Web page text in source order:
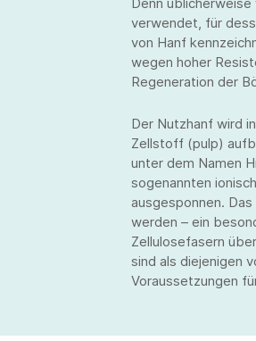
verwendet, für
von Hanf
wegen hoher
Regeneration der
Der Nutzhanf wird
Zellstoff (pulp)
unter dem Namen
sogenannten
ausgesponnen.
werden – ein
Zellulosefasern
sind als diejenigen
Voraussetzungen